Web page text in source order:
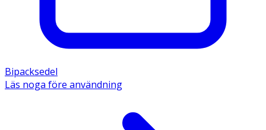
De aktiva substanserna i 1 gram salva är delvis
avmentoliserad myntaolja 160 mg , kajeputolja 130 mg,
kryddnejlikolja 15 mg. Övriga innehållsämnen är gult
vaselin och fast paraffin.
Bipacksedel
Läs noga före användning